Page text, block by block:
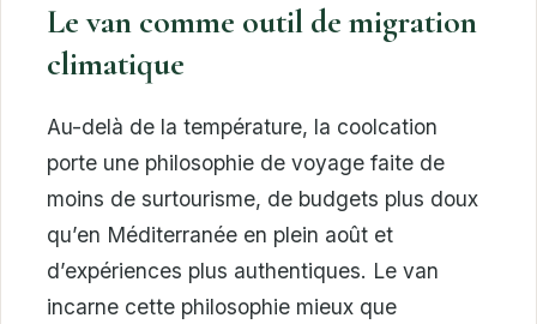
Le van comme outil de migration
climatique
Au-delà de la température, la coolcation
porte une philosophie de voyage faite de
moins de surtourisme, de budgets plus doux
qu’en Méditerranée en plein août et
d’expériences plus authentiques. Le van
incarne cette philosophie mieux que